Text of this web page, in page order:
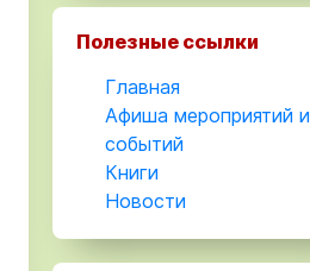
Полезные ссылки
Главная
Афиша мероприятий и
событий
Книги
Новости